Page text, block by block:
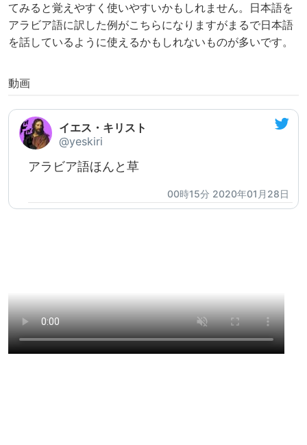
てみると覚えやすく使いやすいかもしれません。日本語を
アラビア語に訳した例がこちらになりますがまるで日本語
を話しているように使えるかもしれないものが多いです。
動画
イエス・キリスト
@yeskiri
アラビア語ほんと草
00時15分 2020年01月28日